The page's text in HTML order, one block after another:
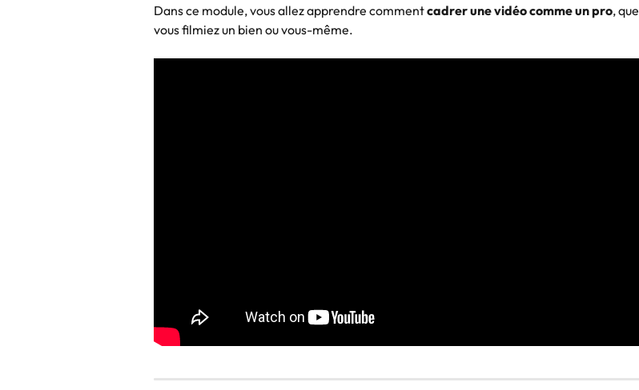
Dans ce module, vous allez apprendre comment cadrer une vidéo comme un pro, que
vous filmiez un bien ou vous-même.